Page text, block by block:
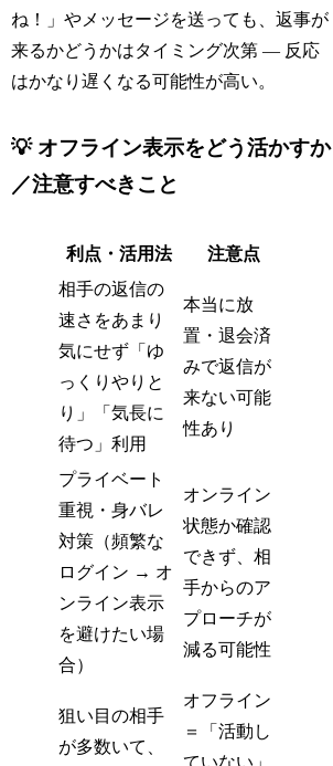
ね！」やメッセージを送っても、返事が
来るかどうかはタイミング次第 — 反応
はかなり遅くなる可能性が高い。
💡 オフライン表示をどう活かすか
／注意すべきこと
利点・活用法
注意点
相手の返信の
速さをあまり
気にせず「ゆ
っくりやりと
り」「気長に
待つ」利用
本当に放
置・退会済
みで返信が
来ない可能
性あり
プライベート
重視・身バレ
対策（頻繁な
ログイン → オ
ンライン表示
を避けたい場
合）
オンライン
状態か確認
できず、相
手からのア
プローチが
減る可能性
狙い目の相手
が多数いて、
オフライン
＝「活動し